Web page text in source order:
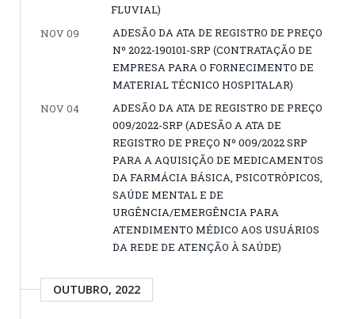
FLUVIAL)
NOV 09
ADESÃO DA ATA DE REGISTRO DE PREÇO
Nº 2022-190101-SRP (CONTRATAÇÃO DE
EMPRESA PARA O FORNECIMENTO DE
MATERIAL TÉCNICO HOSPITALAR)
NOV 04
ADESÃO DA ATA DE REGISTRO DE PREÇO
009/2022-SRP (ADESÃO A ATA DE
REGISTRO DE PREÇO Nº 009/2022 SRP
PARA A AQUISIÇÃO DE MEDICAMENTOS
DA FARMÁCIA BÁSICA, PSICOTRÓPICOS,
SAÚDE MENTAL E DE
URGÊNCIA/EMERGÊNCIA PARA
ATENDIMENTO MÉDICO AOS USUÁRIOS
DA REDE DE ATENÇÃO À SAÚDE)
OUTUBRO, 2022